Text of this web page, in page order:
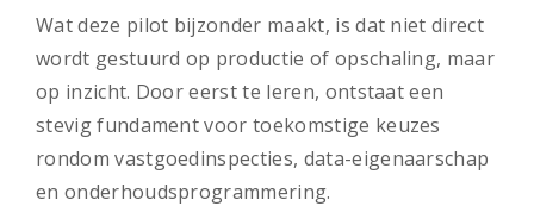
Wat deze pilot bijzonder maakt, is dat niet direct
wordt gestuurd op productie of opschaling, maar
op inzicht. Door eerst te leren, ontstaat een
stevig fundament voor toekomstige keuzes
rondom vastgoedinspecties, data-eigenaarschap
en onderhoudsprogrammering.